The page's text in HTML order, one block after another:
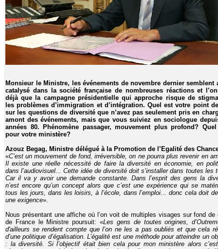
Monsieur le Ministre, les événements de novembre dernier semblent
catalysé dans la société française de nombreuses réactions et
déjà que la campagne présidentielle qui approche risque de
les problèmes d’immigration et d’intégration. Quel est votre point
sur les questions de diversité que n’avez pas seulement pris en
amont des événements, mais que vous suiviez en sociologue
années 80. Phénomène passager, mouvement plus profond?
pour votre ministère?
Azouz Begag, Ministre délégué à la Promotion de l’Egalité des
«C’est un mouvement de fond, irréversible, on ne pourra plus revenir en
Il existe une réelle nécessité de faire la diversité en économie, en
dans l’audiovisuel... Cette idée de diversité doit s’installer dans toutes les
Car il va y avoir une demande constante. Dans l’esprit des gens la
n’est encore qu’un concept alors que c’est une expérience qui se
tous les jours, dans les loisirs, à l’école, dans l’emploi... donc cela doit
une exigence».
Nous présentant une affiche où l’on voit de multiples visages sur fond de
de France le Ministre poursuit: «Les gens de toutes origines,
d'ailleurs se rendent compte que l’on ne les a pas oubliés et que cela
d’une politique d’égalisation. L’égalité est une méthode pour atteindre un
: la diversité. Si l’objectif était bien cela pour mon ministère alors